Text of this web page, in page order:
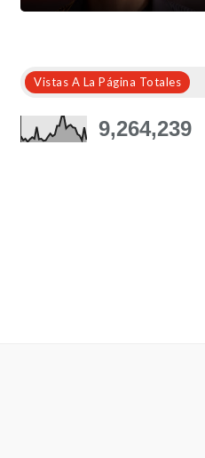
Vistas A La Página Totales
9,264,239